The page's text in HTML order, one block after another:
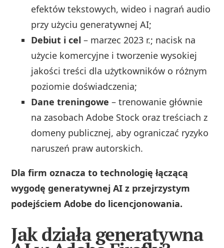
efektów tekstowych, wideo i nagrań audio
przy użyciu generatywnej AI;
Debiut i cel – marzec 2023 r.; nacisk na
użycie komercyjne i tworzenie wysokiej
jakości treści dla użytkowników o różnym
poziomie doświadczenia;
Dane treningowe – trenowanie głównie
na zasobach Adobe Stock oraz treściach z
domeny publicznej, aby ograniczać ryzyko
naruszeń praw autorskich.
Dla firm oznacza to technologię łączącą
wygodę generatywnej AI z przejrzystym
podejściem Adobe do licencjonowania.
Jak działa generatywna